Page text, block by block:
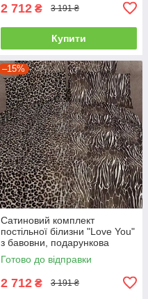
2 712 ₴ 3 191 ₴
Купити
–15%
Сатиновий комплект
постільної білизни "Love You"
з бавовни, подарункова
упаковка полуторний
Готово до відправки
2 712 ₴ 3 191 ₴